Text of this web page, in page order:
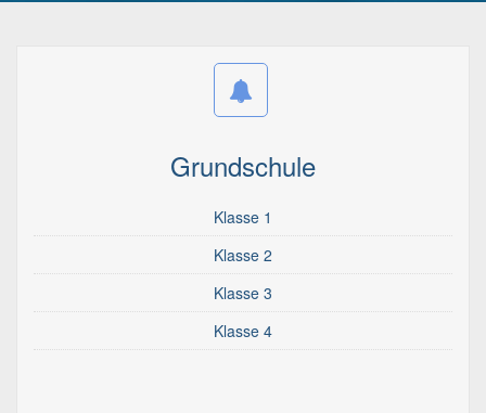
Grundschule
Klasse 1
Klasse 2
Klasse 3
Klasse 4